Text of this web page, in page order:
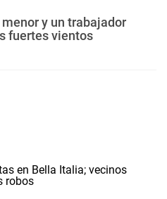
y un trabajador
fuertes vientos